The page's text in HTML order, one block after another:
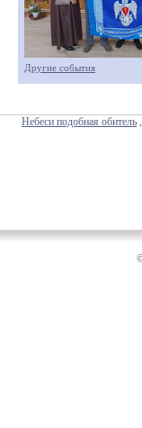
Другие события
Небеси подобная обитель ,